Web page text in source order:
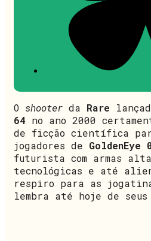
O shooter da Rare
64 no ano 2000
de ficção científica
jogadores de GoldenEye
futurista com armas
tecnológicas e até
respiro para as
lembra até hoje de